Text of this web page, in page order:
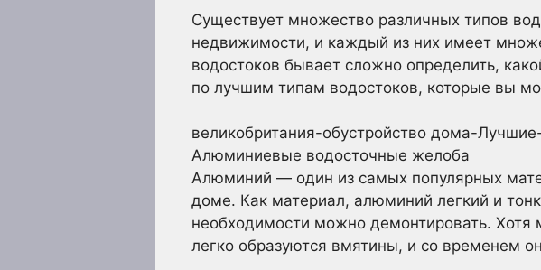
Существует множество различных типов
недвижимости, и каждый из них имеет
водостоков бывает сложно определить,
по лучшим типам водостоков, которые вы
великобритания-обустройство дома-
Алюминиевые водосточные желоба
Алюминий — один из самых популярных
доме. Как материал, алюминий легкий и
необходимости можно демонтировать.
легко образуются вмятины, и со временем